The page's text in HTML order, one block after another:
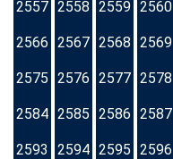
2557 2558 2559 2560
2566 2567 2568 2569
2575 2576 2577 2578
2584 2585 2586 2587
2593 2594 2595 2596